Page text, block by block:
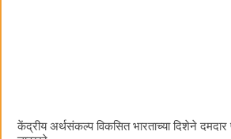
केंद्रीय अर्थसंकल्प विकसित भारताच्या दिशेने